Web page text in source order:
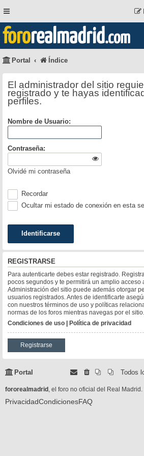
fororealmadrid.com
Portal Índice
El administrador del sitio
registrado y te hayas
perfiles.
Nombre de Usuario:
Contraseña:
Olvidé mi contraseña
Recordar
Ocultar mi estado de conexión en esta
REGISTRARSE
Para autenticarte debes estar registrado.
pocos segundos y te permitirá un amplio acceso
Administración del sitio puede además otorgar
usuarios registrados. Antes de identificarte
con nuestros términos de uso y políticas
normas de los foros mientras navegas por el sitio.
Condiciones de uso | Política de privacidad
Registrarse
Portal Todos
fororealmadrid , el foro no oficial del Real Madrid.
PrivacidadCondicionesFAQ